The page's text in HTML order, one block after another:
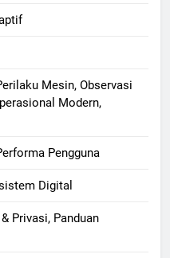
Mesin, Observasi
Modern,
Pengguna
Digital
Privasi, Panduan